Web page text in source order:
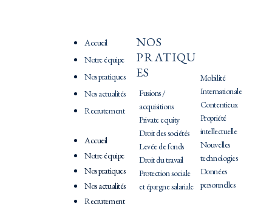
Accueil
Notre équipe
Nos pratiques
Nos actualités
Recrutement
Accueil
Notre équipe
Nos pratiques
Nos actualités
Recrutement
NOS
PRATIQU
ES
Fusions /
acquisitions
Private equity
Droit des sociétés
Levée de fonds
Droit du travail
Protection sociale
et épargne salariale
Mobilité
Internationale
Contentieux
Propriété
intellectuelle
Nouvelles
technologies
Données
personnelles